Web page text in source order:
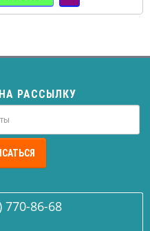
РАССЫЛКУ
770-86-68